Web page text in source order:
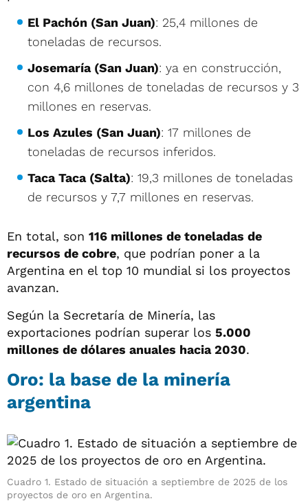
El Pachón (San Juan): 25,4 millones de
toneladas de recursos.
Josemaría (San Juan): ya en construcción,
con 4,6 millones de toneladas de recursos y 3
millones en reservas.
Los Azules (San Juan): 17 millones de
toneladas de recursos inferidos.
Taca Taca (Salta): 19,3 millones de toneladas
de recursos y 7,7 millones en reservas.
En total, son 116 millones de toneladas de
recursos de cobre, que podrían poner a la
Argentina en el top 10 mundial si los proyectos
avanzan.
Según la Secretaría de Minería, las
exportaciones podrían superar los 5.000
millones de dólares anuales hacia 2030.
Oro: la base de la minería
argentina
Cuadro 1. Estado de situación a septiembre de 2025 de los
proyectos de oro en Argentina.